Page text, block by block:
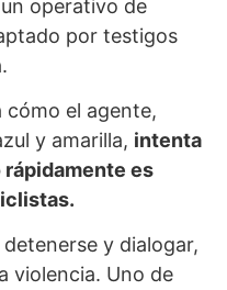
operativo de
por testigos
cómo el agente,
y amarilla, intenta
es
y dialogar,
violencia. Uno de